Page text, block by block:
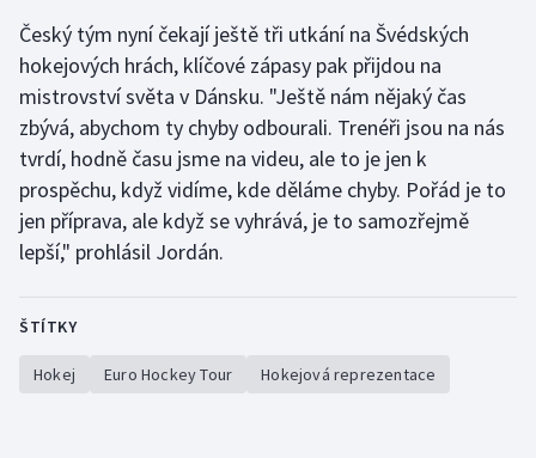
Český tým nyní čekají ještě tři utkání na Švédských
hokejových hrách, klíčové zápasy pak přijdou na
mistrovství světa v Dánsku. "Ještě nám nějaký čas
zbývá, abychom ty chyby odbourali. Trenéři jsou na nás
tvrdí, hodně času jsme na videu, ale to je jen k
prospěchu, když vidíme, kde děláme chyby. Pořád je to
jen příprava, ale když se vyhrává, je to samozřejmě
lepší," prohlásil Jordán.
ŠTÍTKY
Hokej Euro Hockey Tour Hokejová reprezentace